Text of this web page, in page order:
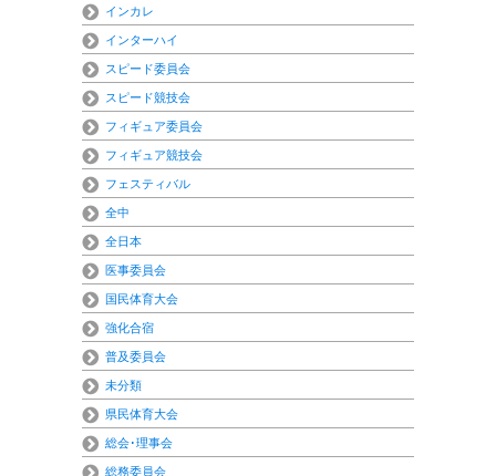
インカレ
インターハイ
スピード委員会
スピード競技会
フィギュア委員会
フィギュア競技会
フェスティバル
全中
全日本
医事委員会
国民体育大会
強化合宿
普及委員会
未分類
県民体育大会
総会･理事会
総務委員会